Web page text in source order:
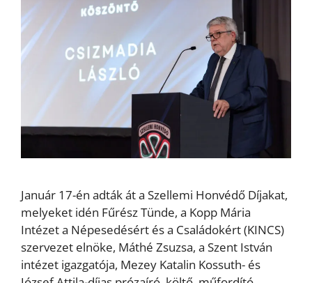
Január 17-én adták át a Szellemi Honvédő Díjakat,
melyeket idén Fűrész Tünde, a Kopp Mária
Intézet a Népesedésért és a Családokért (KINCS)
szervezet elnöke, Máthé Zsuzsa, a Szent István
intézet igazgatója, Mezey Katalin Kossuth- és